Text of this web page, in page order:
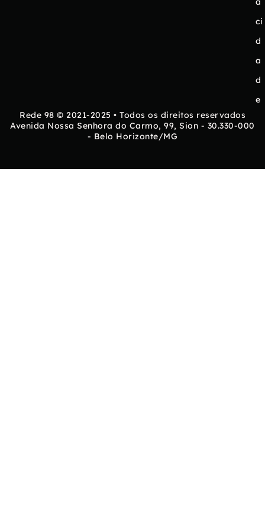
ci
d
a
d
e
Rede 98 © 2021-2025 • Todos os direitos reservados
Avenida Nossa Senhora do Carmo, 99, Sion - 30.330-000
- Belo Horizonte/MG